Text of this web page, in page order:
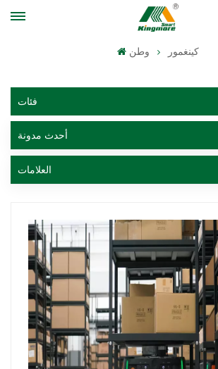
وطن كينغمور
فئات
أحدث مدونة
العلامات